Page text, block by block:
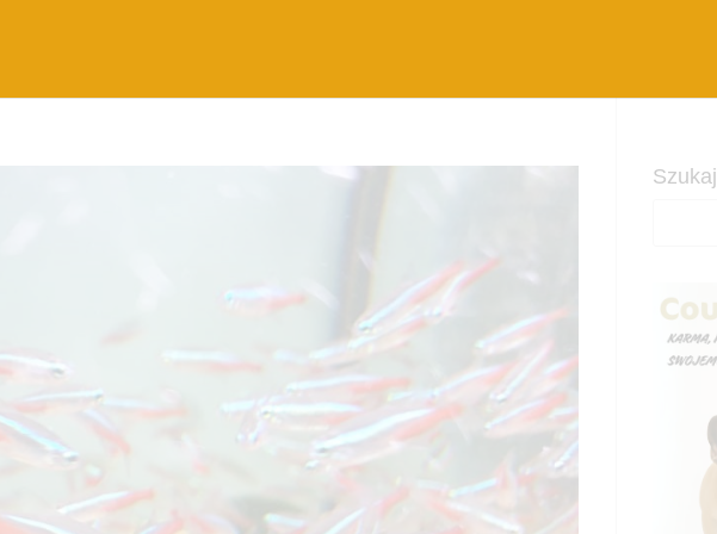
Szukaj